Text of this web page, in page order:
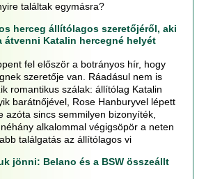
találtak egymásra?
herceg állítólagos szeretőjéről, aki
átvenni Katalin hercegné helyét
fel először a botrányos hír, hogy
szeretője van. Ráadásul nem is
romantikus szálak: állítólag Katalin
barátnőjével, Rose Hanburyvel lépett
azóta sincs semmilyen bizonyíték,
alkalommal végigsöpör a neten
találgatás az állítólagos vi
jönni: Belano és a BSW összeállt